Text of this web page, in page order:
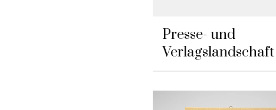
Presse- und
Verlagslandschaft